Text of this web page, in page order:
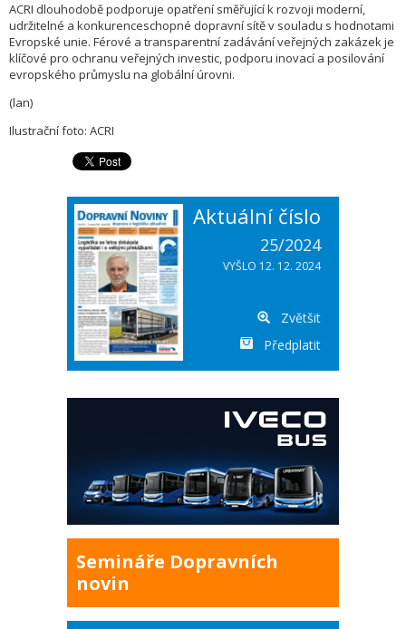
ACRI dlouhodobě podporuje opatření směřující k rozvoji moderní,
udržitelné a konkurenceschopné dopravní sítě v souladu s hodnotami
Evropské unie. Férové a transparentní zadávání veřejných zakázek je
klíčové pro ochranu veřejných investic, podporu inovací a posilování
evropského průmyslu na globální úrovni.
(lan)
Ilustrační foto: ACRI
Aktuální číslo
25/2024
VYŠLO 12. 12. 2024
Zvětšit
Předplatit
Semináře Dopravních
novin